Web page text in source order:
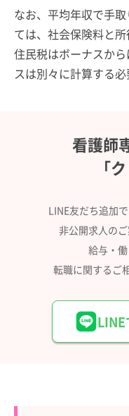
なお、平均年収で手
ては、社会保険料と所
住民税はボーナスか
スは別々に計算する
看護師
「
LINE友だち追加
非公開求人の
給与・働
転職に関するご